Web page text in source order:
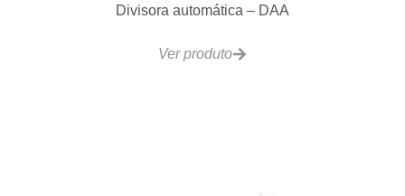
Divisora automática – DAA
Ver produto